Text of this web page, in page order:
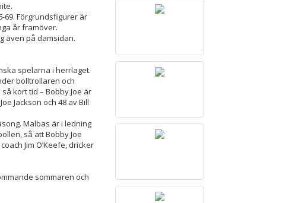
69. Förgrundsfigurer är
år framöver.
även på damsidan.
spelarna i herrlaget.
bolltrollaren och
kort tid – Bobby Joe är
Jackson och 48 av Bill
Malbas är i ledning
så att Bobby Joe
Jim O’Keefe, dricker
sommaren och